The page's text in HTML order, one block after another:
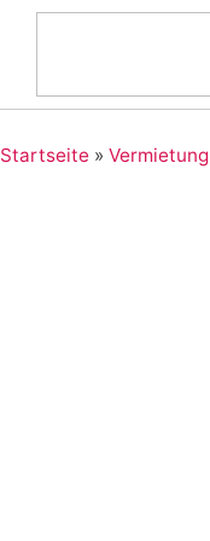
Startseite » Vermietung